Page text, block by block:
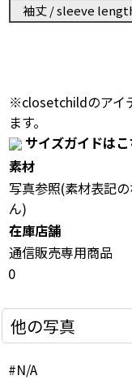
袖丈 / sleeve
※closetchildのアイ
ます。
サイズガイドはこ
素材
写真参照(素材表記
ん)
在庫店舗
通信販売専用商品
0
他の写真
#N/A